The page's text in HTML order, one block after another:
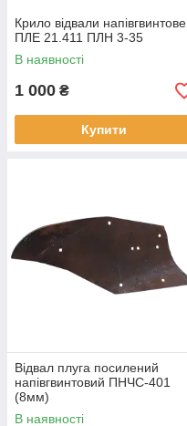
Крило відвали напівгвинтове
ПЛЕ 21.411 ПЛН 3-35
В наявності
1 000 ₴
Купити
Відвал плуга посилений
напівгвинтовий ПНЧС-401
(8мм)
В наявності